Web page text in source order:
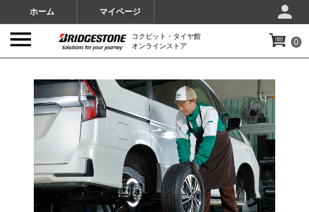
ホーム マイページ
コクピット・タイヤ館
オンラインストア
0